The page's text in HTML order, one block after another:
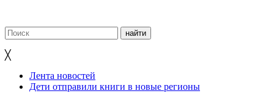
╳
Лента новостей
Дети отправили книги в новые регионы